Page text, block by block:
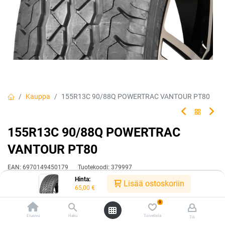
Hinta:
65,00 € Lisää ostoskoriin
Etusivu Haku
0
Toivelista Tili
Kauppa 155R13C 90/88Q POWERTRAC VANTOUR PT80
155R13C 90/88Q POWERTRAC
VANTOUR PT80
EAN: 6970149450179 Tuotekoodi: 379997
Tuotetta ei ole enää saatavilla.